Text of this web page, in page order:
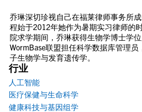
行业
人工智能
医疗保健与生命科学
健康科技与基因组学
乔琳深切珍视自己在福莱律师事务所
程始于2012年她作为暑期实习律师的
院求学期间，乔琳获得生物学博士学
WormBase联盟担任科学数据库管理
子生物学与发育遗传学。